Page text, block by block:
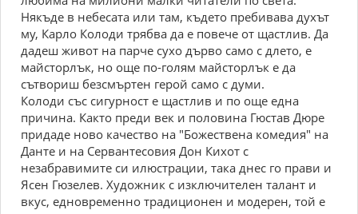
Някъде в небесата или там, където пребивава духът
му, Карло Колоди трябва да е повече от щастлив. Да
дадеш живот на парче сухо дърво само с длето, е
майсторлък, но още по-голям майсторлък е да
сътвориш безсмъртен герой само с думи.
Колоди със сигурност е щастлив и по още една
причина. Както преди век и половина Гюстав Дюре
придаде ново качество на "Божествена комедия" на
Данте и на Сервантесовия Дон Кихот с
незабравимите си илюстрации, така днес го прави и
Ясен Гюзелев. Художник с изключителен талант и
вкус, едновременно традиционен и модерен, той е